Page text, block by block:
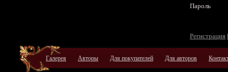
Пароль
Регистрация
Галерея Авторы Для покупателей Для авторов